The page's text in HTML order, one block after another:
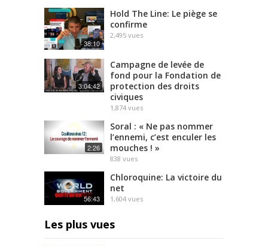
38:10
Hold The Line: Le piège se
confirme
2,495 vues
3:04:42
Campagne de levée de
fond pour la Fondation de
protection des droits
civiques
1,874 vues
2:26
Soral : « Ne pas nommer
l’ennemi, c’est enculer les
mouches ! »
838 vues
56:43
Chloroquine: La victoire du
net
1,604 vues
Les plus vues